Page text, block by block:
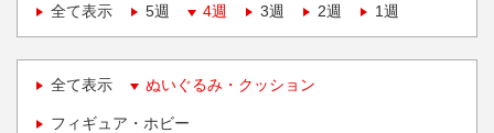
全て表示
5週 4週 3週 2週 1週
全て表示 ぬいぐるみ・クッション
フィギュア・ホビー